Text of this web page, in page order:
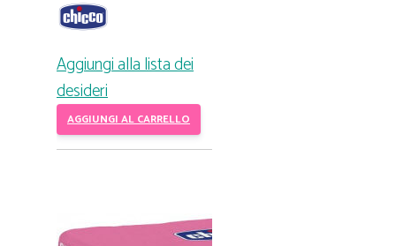
Aggiungi alla lista dei
desideri
AGGIUNGI AL CARRELLO